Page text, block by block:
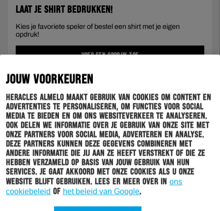
JOUW VOORKEUREN
Heracles Almelo maakt gebruik van cookies om content en
advertenties te personaliseren, om functies voor social
media te bieden en om ons websiteverkeer te analyseren.
Ook delen we informatie over je gebruik van onze site met
onze partners voor social media, adverteren en analyse.
Deze partners kunnen deze gegevens combineren met
andere informatie die jij aan ze heeft verstrekt of die ze
hebben verzameld op basis van jouw gebruik van hun
services. Je gaat akkoord met onze cookies als u onze
website blijft gebruiken. Lees er meer over in ons
cookiebeleid of het beleid van Google.
LAAT JE SHIRT BEDRUKKEN!
Kies je favoriete speler of bestel een shirt met je eigen
opdruk!
VOEG EEN OPDRUK TOE
2026-
2027
aantal
BESTELLEN
VEILIG BETALEN
Bestellingen geplaatst op werkdagen worden binnen 48
uur verzonden